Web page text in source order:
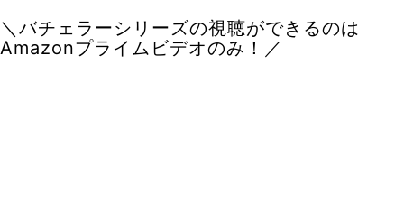
＼バチェラーシリーズの視聴ができるのは
Amazonプライムビデオのみ！／